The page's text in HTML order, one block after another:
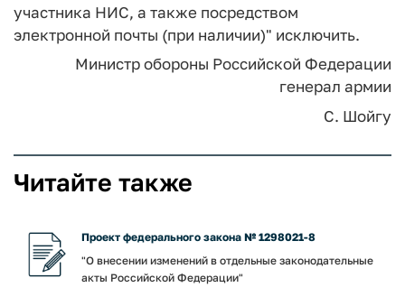
участника НИС, а также посредством
электронной почты (при наличии)" исключить.
Министр обороны Российской Федерации
генерал армии
С. Шойгу
Читайте также
Проект федерального закона № 1298021-8
"О внесении изменений в отдельные законодательные
акты Российской Федерации"